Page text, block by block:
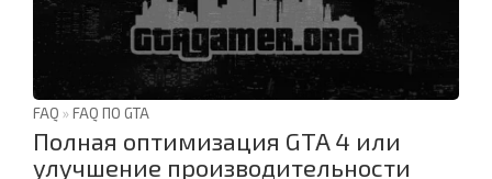
FAQ »FAQ ПО GTA
Полная оптимизация GTA 4 или
улучшение производительности